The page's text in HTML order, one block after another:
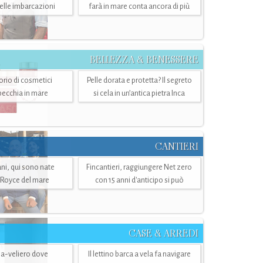
imbarcazioni farà in mare conta ancora di più
BELLEZZA & BENESSERE
di cosmetici
in mare
Pelle dorata e protetta? Il segreto
si cela in un’antica pietra Inca
CANTIERI
qui sono nate
del mare
Fincantieri, raggiungere Net zero
con 15 anni d'anticipo si può
CASE & ARREDI
veliero dove
Il lettino barca a vela fa navigare